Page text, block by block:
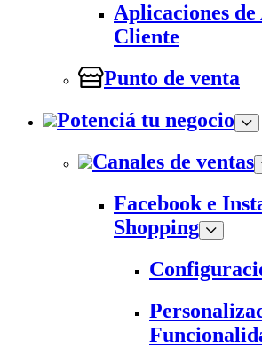
Aplicaciones
Cliente
Punto de venta
Potenciá tu negocio
Canales de ventas
Facebook e
Shopping